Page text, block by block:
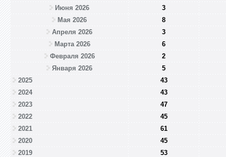
Июня 2026
3
Мая 2026
8
Апреля 2026
3
Марта 2026
6
Февраля 2026
2
Января 2026
5
2025
43
2024
43
2023
47
2022
45
2021
61
2020
45
2019
53